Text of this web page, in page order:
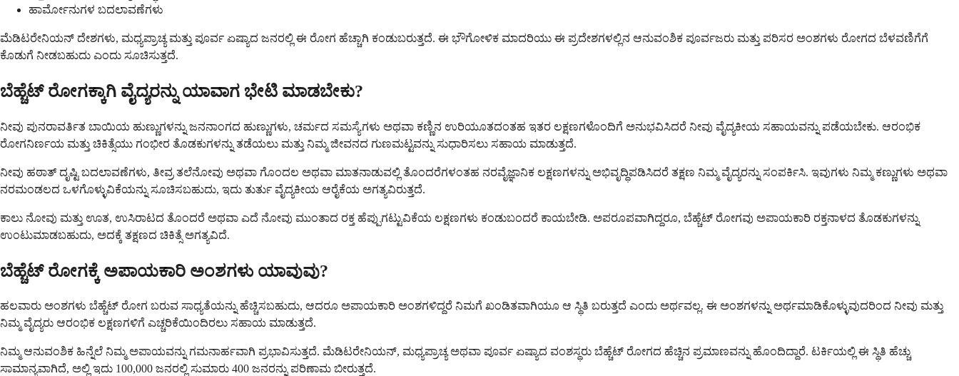
ಹಾರ್ಮೋನುಗಳ ಬದಲಾವಣೆಗಳು
ಮೆಡಿಟರೇನಿಯನ್ ದೇಶಗಳು, ಮಧ್ಯಪ್ರಾಚ್ಯ ಮತ್ತು ಪೂರ್ವ ಏಷ್ಯಾದ ಜನರಲ್ಲಿ ಈ ರೋಗ ಹೆಚ್ಚಾಗಿ ಕಂಡುಬರುತ್ತದೆ. ಈ ಭೌಗೋಳಿಕ ಮಾದರಿಯು ಈ ಪ್ರದೇಶಗಳಲ್ಲಿನ ಆನುವಂಶಿಕ ಪೂರ್ವಜರು ಮತ್ತು ಪರಿಸರ ಅಂಶಗಳು ರೋಗದ ಬೆಳವಣಿಗೆಗೆ
ಕೊಡುಗೆ ನೀಡಬಹುದು ಎಂದು ಸೂಚಿಸುತ್ತದೆ.
ಬೆಹ್ಚೆಟ್ ರೋಗಕ್ಕಾಗಿ ವೈದ್ಯರನ್ನು ಯಾವಾಗ ಭೇಟಿ ಮಾಡಬೇಕು?
ನೀವು ಪುನರಾವರ್ತಿತ ಬಾಯಿಯ ಹುಣ್ಣುಗಳನ್ನು ಜನನಾಂಗದ ಹುಣ್ಣುಗಳು, ಚರ್ಮದ ಸಮಸ್ಯೆಗಳು ಅಥವಾ ಕಣ್ಣಿನ ಉರಿಯೂತದಂತಹ ಇತರ ಲಕ್ಷಣಗಳೊಂದಿಗೆ ಅನುಭವಿಸಿದರೆ ನೀವು ವೈದ್ಯಕೀಯ ಸಹಾಯವನ್ನು ಪಡೆಯಬೇಕು. ಆರಂಭಿಕ
ರೋಗನಿರ್ಣಯ ಮತ್ತು ಚಿಕಿತ್ಸೆಯು ಗಂಭೀರ ತೊಡಕುಗಳನ್ನು ತಡೆಯಲು ಮತ್ತು ನಿಮ್ಮ ಜೀವನದ ಗುಣಮಟ್ಟವನ್ನು ಸುಧಾರಿಸಲು ಸಹಾಯ ಮಾಡುತ್ತದೆ.
ನೀವು ಹಠಾತ್ ದೃಷ್ಟಿ ಬದಲಾವಣೆಗಳು, ತೀವ್ರ ತಲೆನೋವು ಅಥವಾ ಗೊಂದಲ ಅಥವಾ ಮಾತನಾಡುವಲ್ಲಿ ತೊಂದರೆಗಳಂತಹ ನರವೈಜ್ಞಾನಿಕ ಲಕ್ಷಣಗಳನ್ನು ಅಭಿವೃದ್ಧಿಪಡಿಸಿದರೆ ತಕ್ಷಣ ನಿಮ್ಮ ವೈದ್ಯರನ್ನು ಸಂಪರ್ಕಿಸಿ. ಇವುಗಳು ನಿಮ್ಮ ಕಣ್ಣುಗಳು ಅಥವಾ
ನರಮಂಡಲದ ಒಳಗೊಳ್ಳುವಿಕೆಯನ್ನು ಸೂಚಿಸಬಹುದು, ಇದು ತುರ್ತು ವೈದ್ಯಕೀಯ ಆರೈಕೆಯ ಅಗತ್ಯವಿರುತ್ತದೆ.
ಕಾಲು ನೋವು ಮತ್ತು ಊತ, ಉಸಿರಾಟದ ತೊಂದರೆ ಅಥವಾ ಎದೆ ನೋವು ಮುಂತಾದ ರಕ್ತ ಹೆಪ್ಪುಗಟ್ಟುವಿಕೆಯ ಲಕ್ಷಣಗಳು ಕಂಡುಬಂದರೆ ಕಾಯಬೇಡಿ. ಅಪರೂಪವಾಗಿದ್ದರೂ, ಬೆಹ್ಚೆಟ್ ರೋಗವು ಅಪಾಯಕಾರಿ ರಕ್ತನಾಳದ ತೊಡಕುಗಳನ್ನು
ಉಂಟುಮಾಡಬಹುದು, ಅದಕ್ಕೆ ತಕ್ಷಣದ ಚಿಕಿತ್ಸೆ ಅಗತ್ಯವಿದೆ.
ಬೆಹ್ಚೆಟ್ ರೋಗಕ್ಕೆ ಅಪಾಯಕಾರಿ ಅಂಶಗಳು ಯಾವುವು?
ಹಲವಾರು ಅಂಶಗಳು ಬೆಹ್ಚೆಟ್ ರೋಗ ಬರುವ ಸಾಧ್ಯತೆಯನ್ನು ಹೆಚ್ಚಿಸಬಹುದು, ಆದರೂ ಅಪಾಯಕಾರಿ ಅಂಶಗಳಿದ್ದರೆ ನಿಮಗೆ ಖಂಡಿತವಾಗಿಯೂ ಆ ಸ್ಥಿತಿ ಬರುತ್ತದೆ ಎಂದು ಅರ್ಥವಲ್ಲ. ಈ ಅಂಶಗಳನ್ನು ಅರ್ಥಮಾಡಿಕೊಳ್ಳುವುದರಿಂದ ನೀವು ಮತ್ತು
ನಿಮ್ಮ ವೈದ್ಯರು ಆರಂಭಿಕ ಲಕ್ಷಣಗಳಿಗೆ ಎಚ್ಚರಿಕೆಯಿಂದಿರಲು ಸಹಾಯ ಮಾಡುತ್ತದೆ.
ನಿಮ್ಮ ಆನುವಂಶಿಕ ಹಿನ್ನೆಲೆ ನಿಮ್ಮ ಅಪಾಯವನ್ನು ಗಮನಾರ್ಹವಾಗಿ ಪ್ರಭಾವಿಸುತ್ತದೆ. ಮೆಡಿಟರೇನಿಯನ್, ಮಧ್ಯಪ್ರಾಚ್ಯ ಅಥವಾ ಪೂರ್ವ ಏಷ್ಯಾದ ವಂಶಸ್ಥರು ಬೆಹ್ಚೆಟ್ ರೋಗದ ಹೆಚ್ಚಿನ ಪ್ರಮಾಣವನ್ನು ಹೊಂದಿದ್ದಾರೆ. ಟರ್ಕಿಯಲ್ಲಿ ಈ ಸ್ಥಿತಿ ಹೆಚ್ಚು
ಸಾಮಾನ್ಯವಾಗಿದೆ, ಅಲ್ಲಿ ಇದು 100,000 ಜನರಲ್ಲಿ ಸುಮಾರು 400 ಜನರನ್ನು ಪರಿಣಾಮ ಬೀರುತ್ತದೆ.